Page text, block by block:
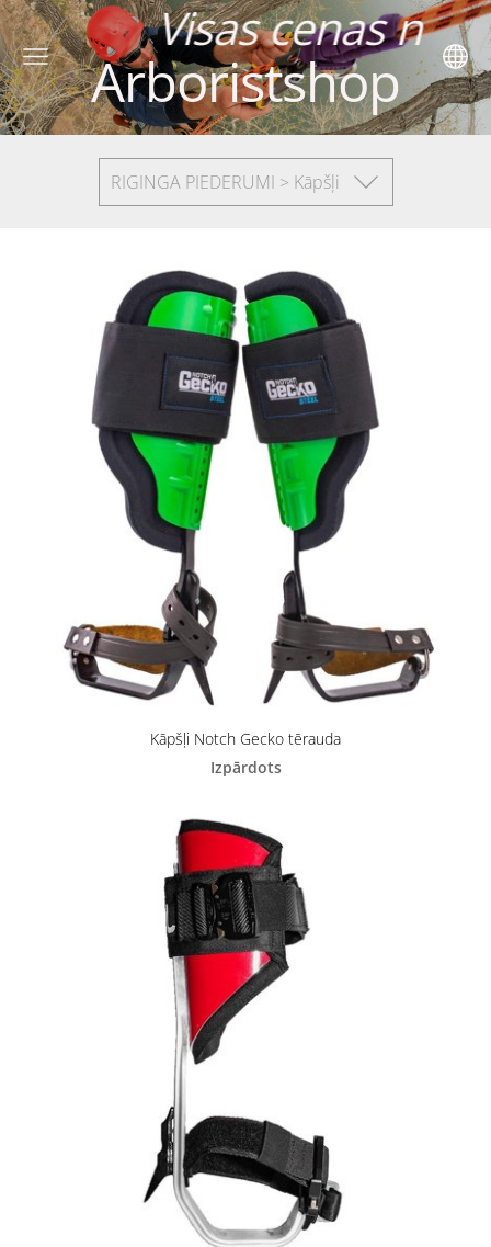
norādītas
Arboristshop
RIGINGA PIEDERUMI > Kāpšļi
Kāpšļi Notch Gecko tērauda
Izpārdots